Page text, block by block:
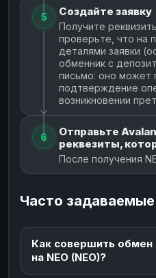
5 Создайте заявку
Получите
проверьте, что на
деталями заявки
обменник с
письмо: оно может
подтверждение
возникновении
6
Отправьте
реквезиты,
После получения
Часто
Как совершить обмен
на NEO (NEO)?